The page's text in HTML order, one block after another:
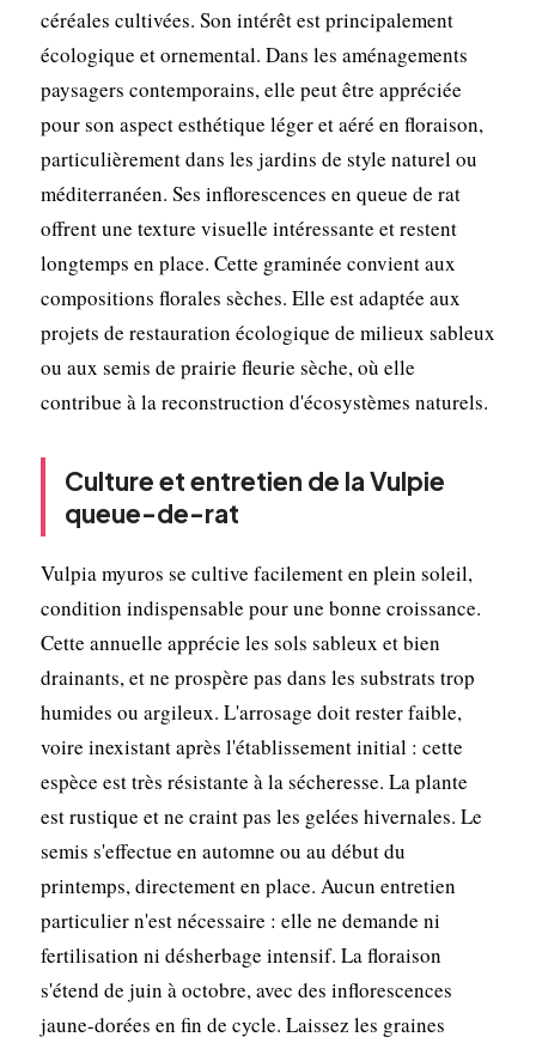
céréales cultivées. Son intérêt est principalement
écologique et ornemental. Dans les aménagements
paysagers contemporains, elle peut être appréciée
pour son aspect esthétique léger et aéré en floraison,
particulièrement dans les jardins de style naturel ou
méditerranéen. Ses inflorescences en queue de rat
offrent une texture visuelle intéressante et restent
longtemps en place. Cette graminée convient aux
compositions florales sèches. Elle est adaptée aux
projets de restauration écologique de milieux sableux
ou aux semis de prairie fleurie sèche, où elle
contribue à la reconstruction d'écosystèmes naturels.
Culture et entretien de la Vulpie
queue-de-rat
Vulpia myuros se cultive facilement en plein soleil,
condition indispensable pour une bonne croissance.
Cette annuelle apprécie les sols sableux et bien
drainants, et ne prospère pas dans les substrats trop
humides ou argileux. L'arrosage doit rester faible,
voire inexistant après l'établissement initial : cette
espèce est très résistante à la sécheresse. La plante
est rustique et ne craint pas les gelées hivernales. Le
semis s'effectue en automne ou au début du
printemps, directement en place. Aucun entretien
particulier n'est nécessaire : elle ne demande ni
fertilisation ni désherbage intensif. La floraison
s'étend de juin à octobre, avec des inflorescences
jaune-dorées en fin de cycle. Laissez les graines